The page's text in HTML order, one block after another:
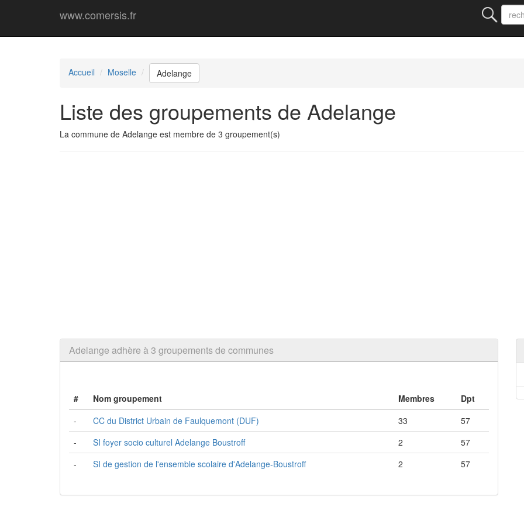
www.comersis.fr
Accueil Moselle Adelange
Liste des groupements de Adelange
La commune de Adelange est membre de 3 groupement(s)
Adelange adhère à 3 groupements de communes
# Nom groupement Membres
Dpt
-
CC du District Urbain de Faulquemont (DUF) 33
57
-
SI foyer socio culturel Adelange Boustroff 2
57
-
SI de gestion de l'ensemble scolaire d'Adelange-Boustroff 2 57